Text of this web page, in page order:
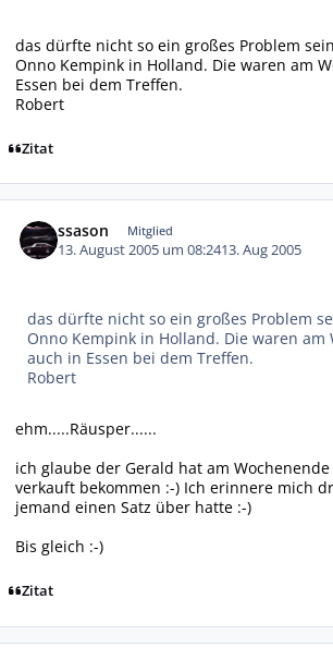
das dürfte nicht so ein großes Problem
Onno Kempink in Holland. Die waren am
Essen bei dem Treffen.
Robert
Zitat
ssason Mitglied
13. August 2005 um 08:2413. Aug 2005
das dürfte nicht so ein großes Problem
Onno Kempink in Holland. Die waren am
auch in Essen bei dem Treffen.
Robert
ehm.....Räusper......
ich glaube der Gerald hat am Wochenende
verkauft bekommen :-) Ich erinnere mich
jemand einen Satz über hatte :-)
Bis gleich :-)
Zitat